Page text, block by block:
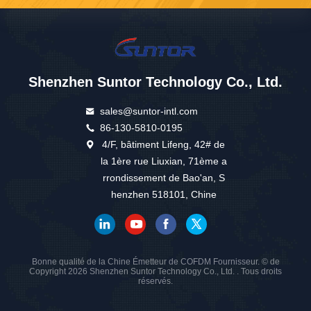
Shenzhen Suntor Technology Co., Ltd.
sales@suntor-intl.com
86-130-5810-0195
4/F, bâtiment Lifeng, 42# de
la 1ère rue Liuxian, 71ème a
rrondissement de Bao'an, S
henzhen 518101, Chine
Bonne qualité de la Chine Émetteur de COFDM Fournisseur. © de
Copyright 2026 Shenzhen Suntor Technology Co., Ltd. . Tous droits
réservés.